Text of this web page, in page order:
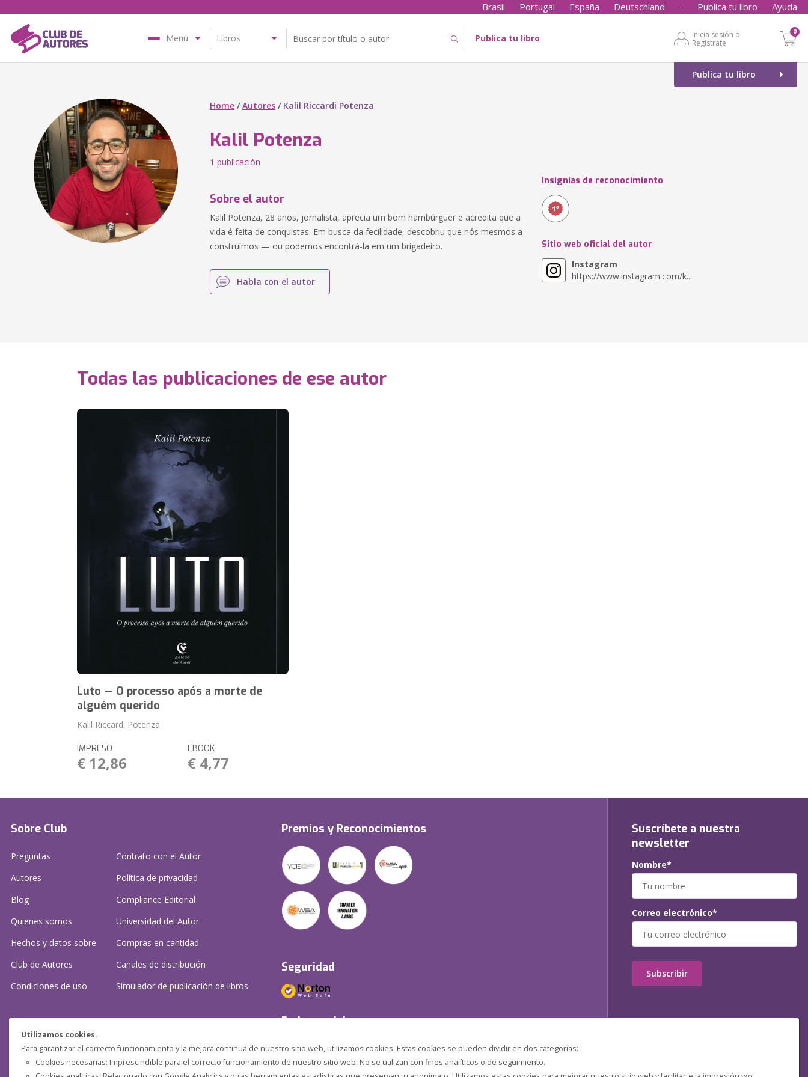
Utilizamos cookies.
Para garantizar el correcto funcionamiento y la mejora continua de nuestro sitio web, utilizamos cookies. Estas cookies se pueden dividir en dos categorías:
Cookies necesarias: Imprescindible para el correcto funcionamiento de nuestro sitio web. No se utilizan con fines analíticos o de seguimiento.
Brasil Portugal España Deutschland - Publica tu libro Ayuda
Menú Publica tu libro
Inicia sesión o
Regístrate
0
Publica tu libro
Home /Autores / Kalil Riccardi Potenza
Kalil Potenza
1 publicación
Sobre el autor
Kalil Potenza, 28 anos, jornalista, aprecia um bom hambúrguer e acredita que a
vida é feita de conquistas. Em busca da fecilidade, descobriu que nós mesmos a
construímos — ou podemos encontrá-la em um brigadeiro.
Habla con el autor
Insignias de reconocimiento
Sitio web oficial del autor
Instagram
https://www.instagram.com/k...
Todas las publicaciones de ese autor
Luto — O processo após a morte de
alguém querido
Kalil Riccardi Potenza
IMPRESO
€ 12,86
EBOOK
€ 4,77
Sobre Club
Preguntas
Autores
Blog
Quienes somos
Hechos y datos sobre
Club de Autores
Condiciones de uso
Contrato con el Autor
Política de privacidad
Compliance Editorial
Universidad del Autor
Compras en cantidad
Canales de distribución
Simulador de publicación de libros
¿Necesitas ayuda?
Preguntas frecuentes
Premios y Reconocimientos
Seguridad
Redes sociales
Suscríbete a nuestra
newsletter
Nombre*
Correo electrónico*
Subscribir